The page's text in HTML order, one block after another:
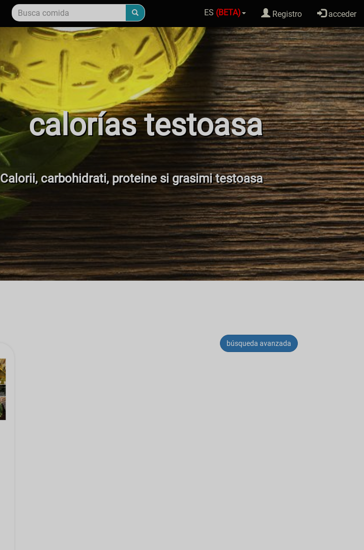
ES (BETA) Registro acceder
calorías testoasa
Calorii, carbohidrati, proteine si grasimi testoasa
búsqueda avanzada